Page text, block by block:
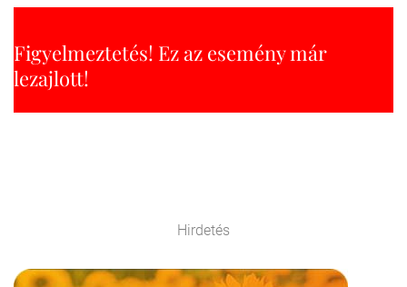
Figyelmeztetés! Ez az esemény már
lezajlott!
Hirdetés